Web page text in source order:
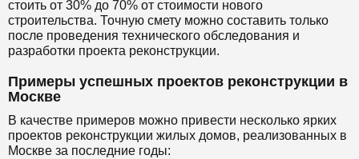
стоить от 30% до 70% от стоимости нового
строительства. Точную смету можно составить только
после проведения технического обследования и
разработки проекта реконструкции.
Примеры успешных проектов реконструкции в
Москве
В качестве примеров можно привести несколько ярких
проектов реконструкции жилых домов, реализованных в
Москве за последние годы: